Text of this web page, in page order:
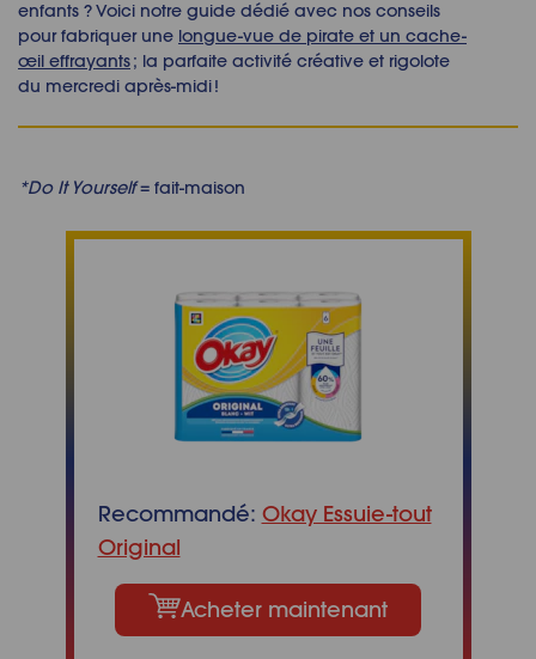
Recommandé: Okay Essuie-tout
Original
Acheter maintenant
enfants ? Voici notre guide dédié avec nos conseils
pour fabriquer une longue-vue de pirate et un cache-
œil effrayants; la parfaite activité créative et rigolote
du mercredi après-midi !
*Do It Yourself= fait-maison